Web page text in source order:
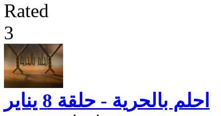
احلم بالحرية - حلقة 8 يناير